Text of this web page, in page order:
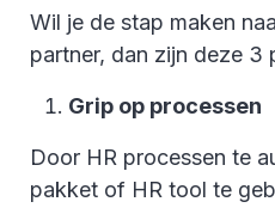
Wil je de stap maken
partner, dan zijn deze 3
Grip op processen
Door HR processen te
pakket of HR tool te